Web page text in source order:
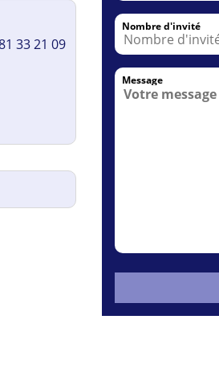
33 21 09
Nombre d'invité
Message